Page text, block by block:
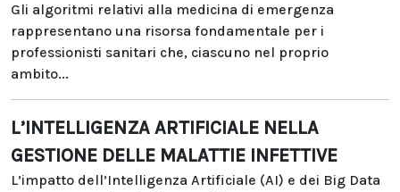
Gli algoritmi relativi alla medicina di emergenza
rappresentano una risorsa fondamentale per i
professionisti sanitari che, ciascuno nel proprio
ambito...
L’INTELLIGENZA ARTIFICIALE NELLA
GESTIONE DELLE MALATTIE INFETTIVE
L’impatto dell’Intelligenza Artificiale (AI) e dei Big Data